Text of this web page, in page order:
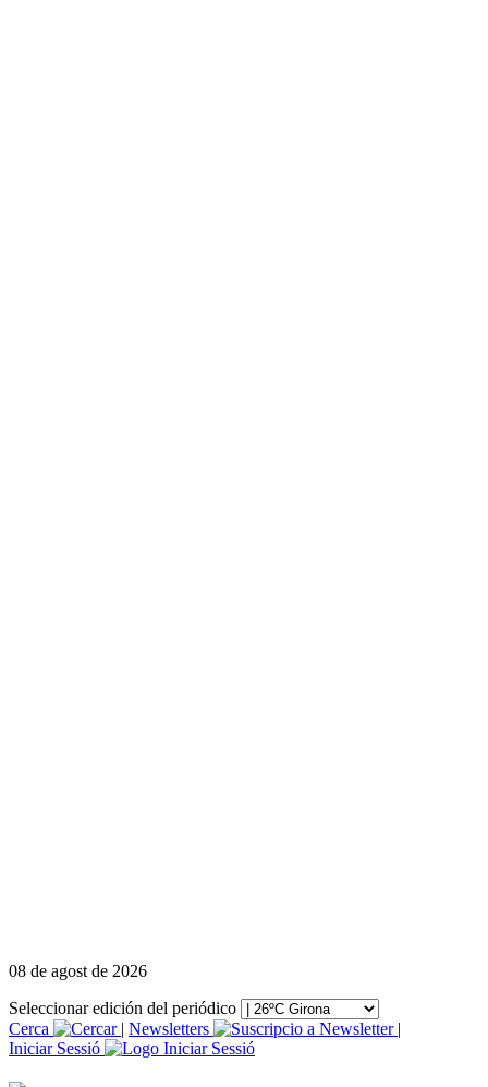
08 de agost de 2026
Seleccionar edición del periódico
Cerca
| Newsletters
|
Iniciar Sessió